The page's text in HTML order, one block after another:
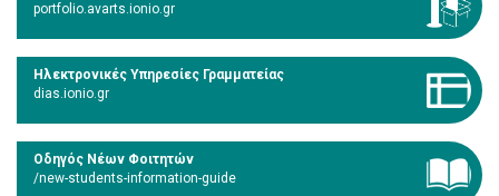
portfolio.avarts.ionio.gr
Ηλεκτρονικές Υπηρεσίες Γραμματείας
dias.ionio.gr
Οδηγός Νέων Φοιτητών
/new-students-information-guide